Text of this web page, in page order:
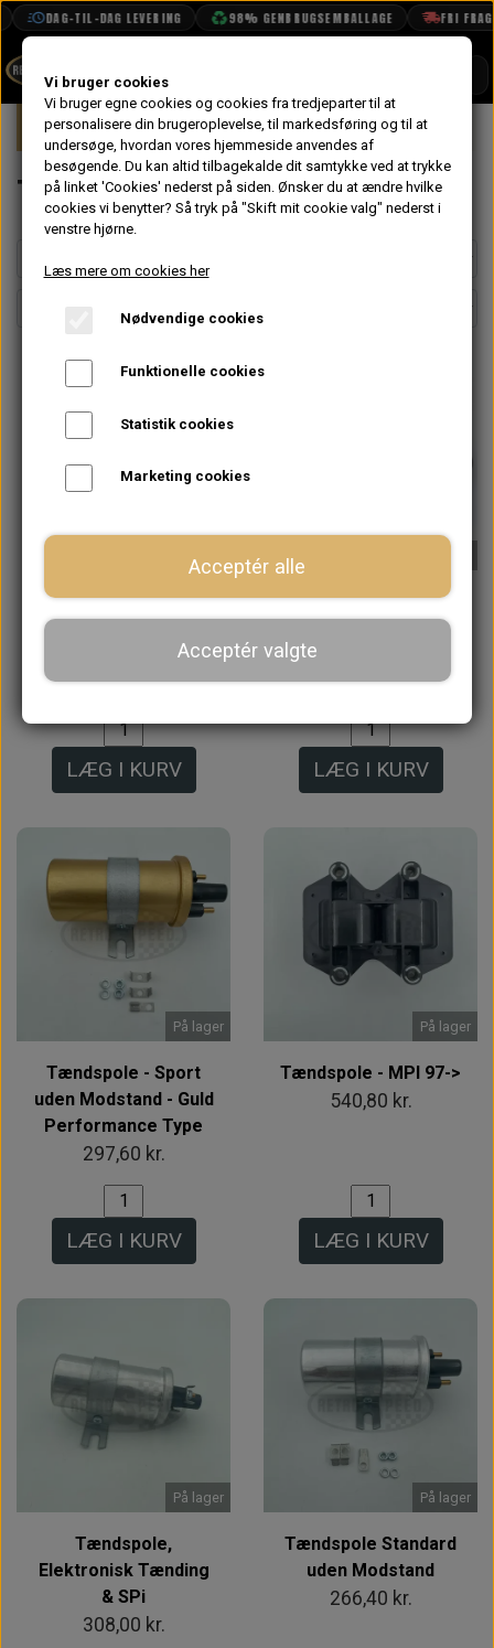
DAG-TIL-DAG LEVERING 98% GENBRUGSEMBALLAGE FRI FRAGT
BOOK TID
PROJEKTER
TEKNISK DATA
VANDPOLERING
Forside Mini Elektrisk System Tænding
Tændspole
Intet billede
Fjernbetjening til SPi
886,40 kr.
LÆG I KURV
Ledning fra
Tændspole 1990->
280,00 kr.
LÆG I KURV
På lager
Tændspole - Sport
uden Modstand - Guld
Performance Type
297,60 kr.
LÆG I KURV
På lager
Tændspole - MPI 97->
540,80 kr.
LÆG I KURV
På lager
Tændspole,
Elektronisk Tænding
& SPi
308,00 kr.
På lager
Tændspole Standard
uden Modstand
266,40 kr.
Vi bruger cookies
Vi bruger egne cookies og cookies fra tredjeparter til at
personalisere din brugeroplevelse, til markedsføring og til at
undersøge, hvordan vores hjemmeside anvendes af
besøgende. Du kan altid tilbagekalde dit samtykke ved at trykke
på linket 'Cookies' nederst på siden. Ønsker du at ændre hvilke
cookies vi benytter? Så tryk på "Skift mit cookie valg" nederst i
venstre hjørne.
Læs mere om cookies her
Nødvendige cookies
Funktionelle cookies
Statistik cookies
Marketing cookies
Acceptér alle
Acceptér valgte